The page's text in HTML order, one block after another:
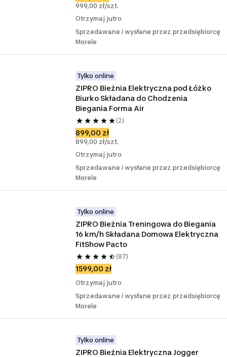
999,00 zł/szt.
Otrzymaj jutro
Sprzedawane i wysłane przez przedsiębiorcę
Morele
Tylko online
ZIPRO Bieżnia Elektryczna pod Łóżko
Biurko Składana do Chodzenia
Biegania Forma Air
(2)
899,00 zł
899,00 zł/szt.
Otrzymaj jutro
Sprzedawane i wysłane przez przedsiębiorcę
Morele
Tylko online
ZIPRO Bieżnia Treningowa do Biegania
16 km/h Składana Domowa Elektryczna
FitShow Pacto
(87)
1599,00 zł
Otrzymaj jutro
Sprzedawane i wysłane przez przedsiębiorcę
Morele
Tylko online
ZIPRO Bieżnia Elektryczna Jogger